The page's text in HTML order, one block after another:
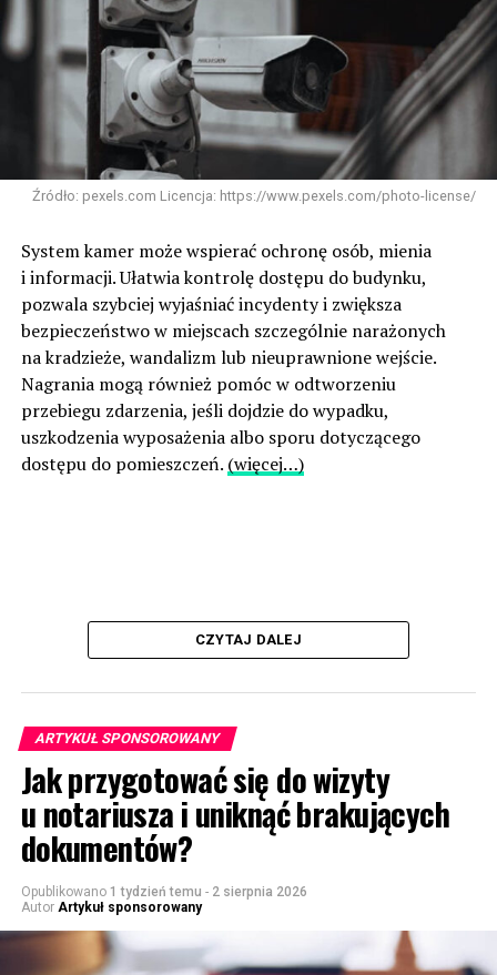
Źródło: pexels.com Licencja: https://www.pexels.com/photo-license/
System kamer może wspierać ochronę osób, mienia
i informacji. Ułatwia kontrolę dostępu do budynku,
pozwala szybciej wyjaśniać incydenty i zwiększa
bezpieczeństwo w miejscach szczególnie narażonych
na kradzieże, wandalizm lub nieuprawnione wejście.
Nagrania mogą również pomóc w odtworzeniu
przebiegu zdarzenia, jeśli dojdzie do wypadku,
uszkodzenia wyposażenia albo sporu dotyczącego
dostępu do pomieszczeń. (więcej…)
CZYTAJ DALEJ
ARTYKUŁ SPONSOROWANY
Jak przygotować się do wizyty
u notariusza i uniknąć brakujących
dokumentów?
Opublikowano 1 tydzień temu - 2 sierpnia 2026
Autor Artykuł sponsorowany